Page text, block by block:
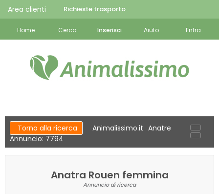
Area clienti Richieste trasporto
Home Cerca Inserisci Aiuto Entra
Torna alla ricerca Animalissimo.it Anatre
Annuncio: 7794
Anatra Rouen femmina
Annuncio di ricerca